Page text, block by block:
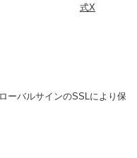
式X
ーバルサインのSSLにより保